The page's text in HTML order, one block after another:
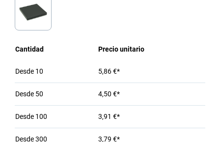
Cantidad Precio unitario
Desde 10 5,86 €*
Desde 50 4,50 €*
Desde 100 3,91 €*
Desde300 3,79 €*